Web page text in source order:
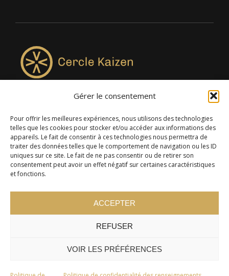
Gérer le consentement
Pour offrir les meilleures expériences, nous utilisons des technologies
telles que les cookies pour stocker et/ou accéder aux informations des
appareils. Le fait de consentir à ces technologies nous permettra de
traiter des données telles que le comportement de navigation ou les ID
uniques sur ce site. Le fait de ne pas consentir ou de retirer son
consentement peut avoir un effet négatif sur certaines caractéristiques
et fonctions.
ACCEPTER
REFUSER
VOIR LES PRÉFÉRENCES
4957, rue Lionel-Groulx, bureau 819, Saint-Augustin-de-
Desmaures QC G3A 0M7
© 2024 Cercle Kaizen. Tous droits réservés -